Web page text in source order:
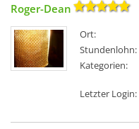
Roger-Dean
Ort:
Stundenlohn:
Kategorien:
Letzter Login: